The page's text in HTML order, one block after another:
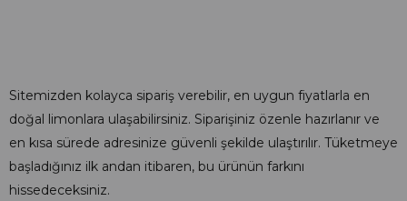
Sitemizden kolayca sipariş verebilir, en uygun fiyatlarla en
doğal limonlara ulaşabilirsiniz. Siparişiniz özenle hazırlanır ve
en kısa sürede adresinize güvenli şekilde ulaştırılır. Tüketmeye
başladığınız ilk andan itibaren, bu ürünün farkını
hissedeceksiniz.